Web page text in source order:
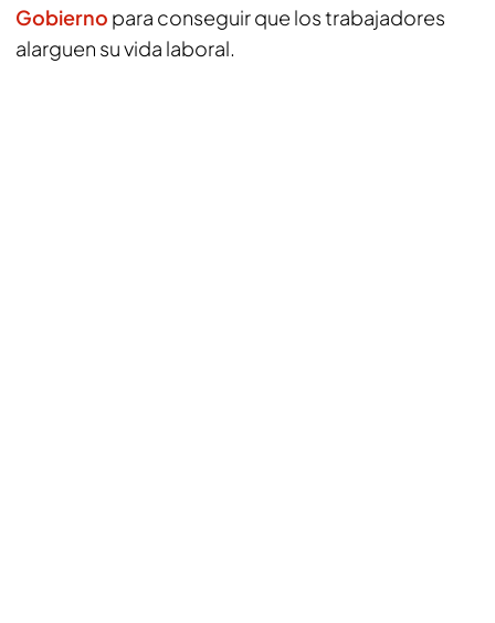
Gobierno para conseguir que los trabajadores
alarguen su vida laboral.